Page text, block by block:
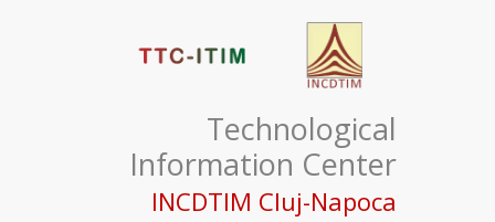
Technological
Information Center
INCDTIM Cluj-Napoca